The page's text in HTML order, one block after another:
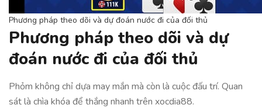
Phương pháp theo dõi và dự đoán nước đi của đối thủ
Phương pháp theo dõi và dự
đoán nước đi của đối thủ
Phỏm không chỉ dựa may mắn mà còn là cuộc đấu trí. Quan
sát là chìa khóa để thắng nhanh trên xocdia88.